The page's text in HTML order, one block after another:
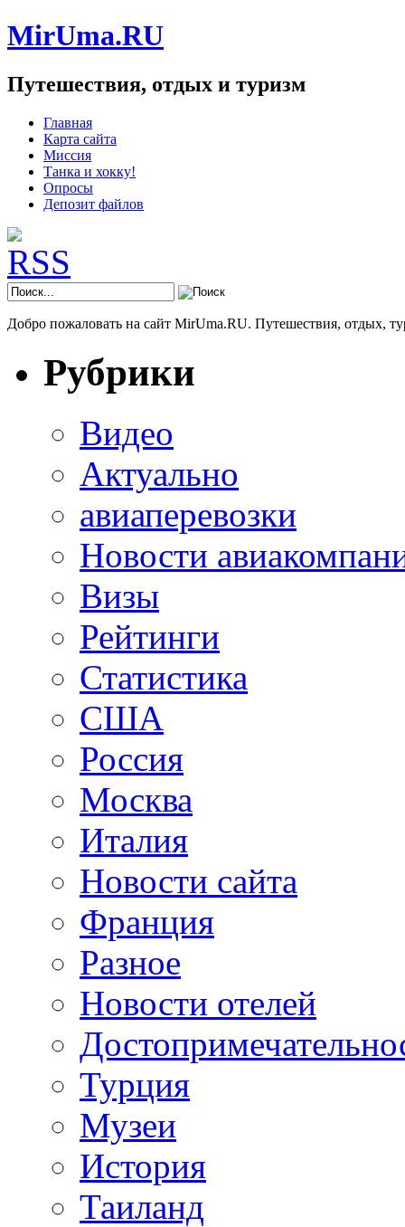
MirUma.RU
Путешествия, отдых и туризм
Главная
Карта сайта
Миссия
Танка и хокку!
Опросы
Депозит файлов
Добро пожаловать на сайт MirUma.RU. Путешествия, отдых,
Рубрики
Видео
Актуально
авиаперевозки
Новости
Визы
Рейтинги
Статистика
США
Россия
Москва
Италия
Новости сайта
Франция
Разное
Новости отелей
Турция
Музеи
История
Таиланд